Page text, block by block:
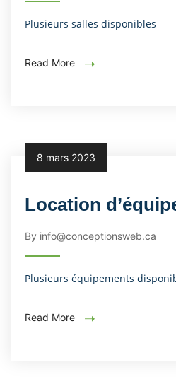
Plusieurs salles disponibles
Read More
8 mars 2023
Location
By info@conceptionsweb.ca
Plusieurs équipements
Read More